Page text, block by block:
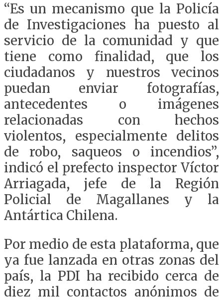
“Es un mecanismo que la Policía
de Investigaciones ha puesto al
servicio de la comunidad y que
tiene como finalidad, que los
ciudadanos y nuestros vecinos
puedan enviar fotografías,
antecedentes o imágenes
relacionadas con hechos
violentos, especialmente delitos
de robo, saqueos o incendios”,
indicó el prefecto inspector Víctor
Arriagada, jefe de la Región
Policial de Magallanes y la
Antártica Chilena.
Por medio de esta plataforma, que
ya fue lanzada en otras zonas del
país, la PDI ha recibido cerca de
diez mil contactos anónimos de